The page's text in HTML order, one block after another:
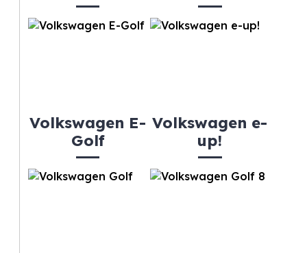
Volkswagen E-
Golf
Volkswagen e-
up!